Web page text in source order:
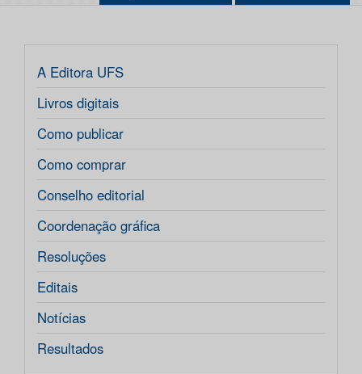
A Editora UFS
Livros digitais
Como publicar
Como comprar
Conselho editorial
Coordenação gráfica
Resoluções
Editais
Notícias
Resultados